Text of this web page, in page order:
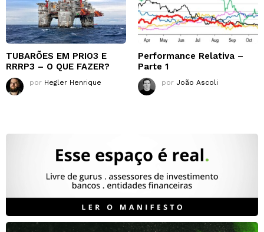
TUBARÕES EM PRIO3 E
RRRP3 – O QUE FAZER?
por Hegler Henrique
Performance Relativa –
Parte 1
por João Ascoli